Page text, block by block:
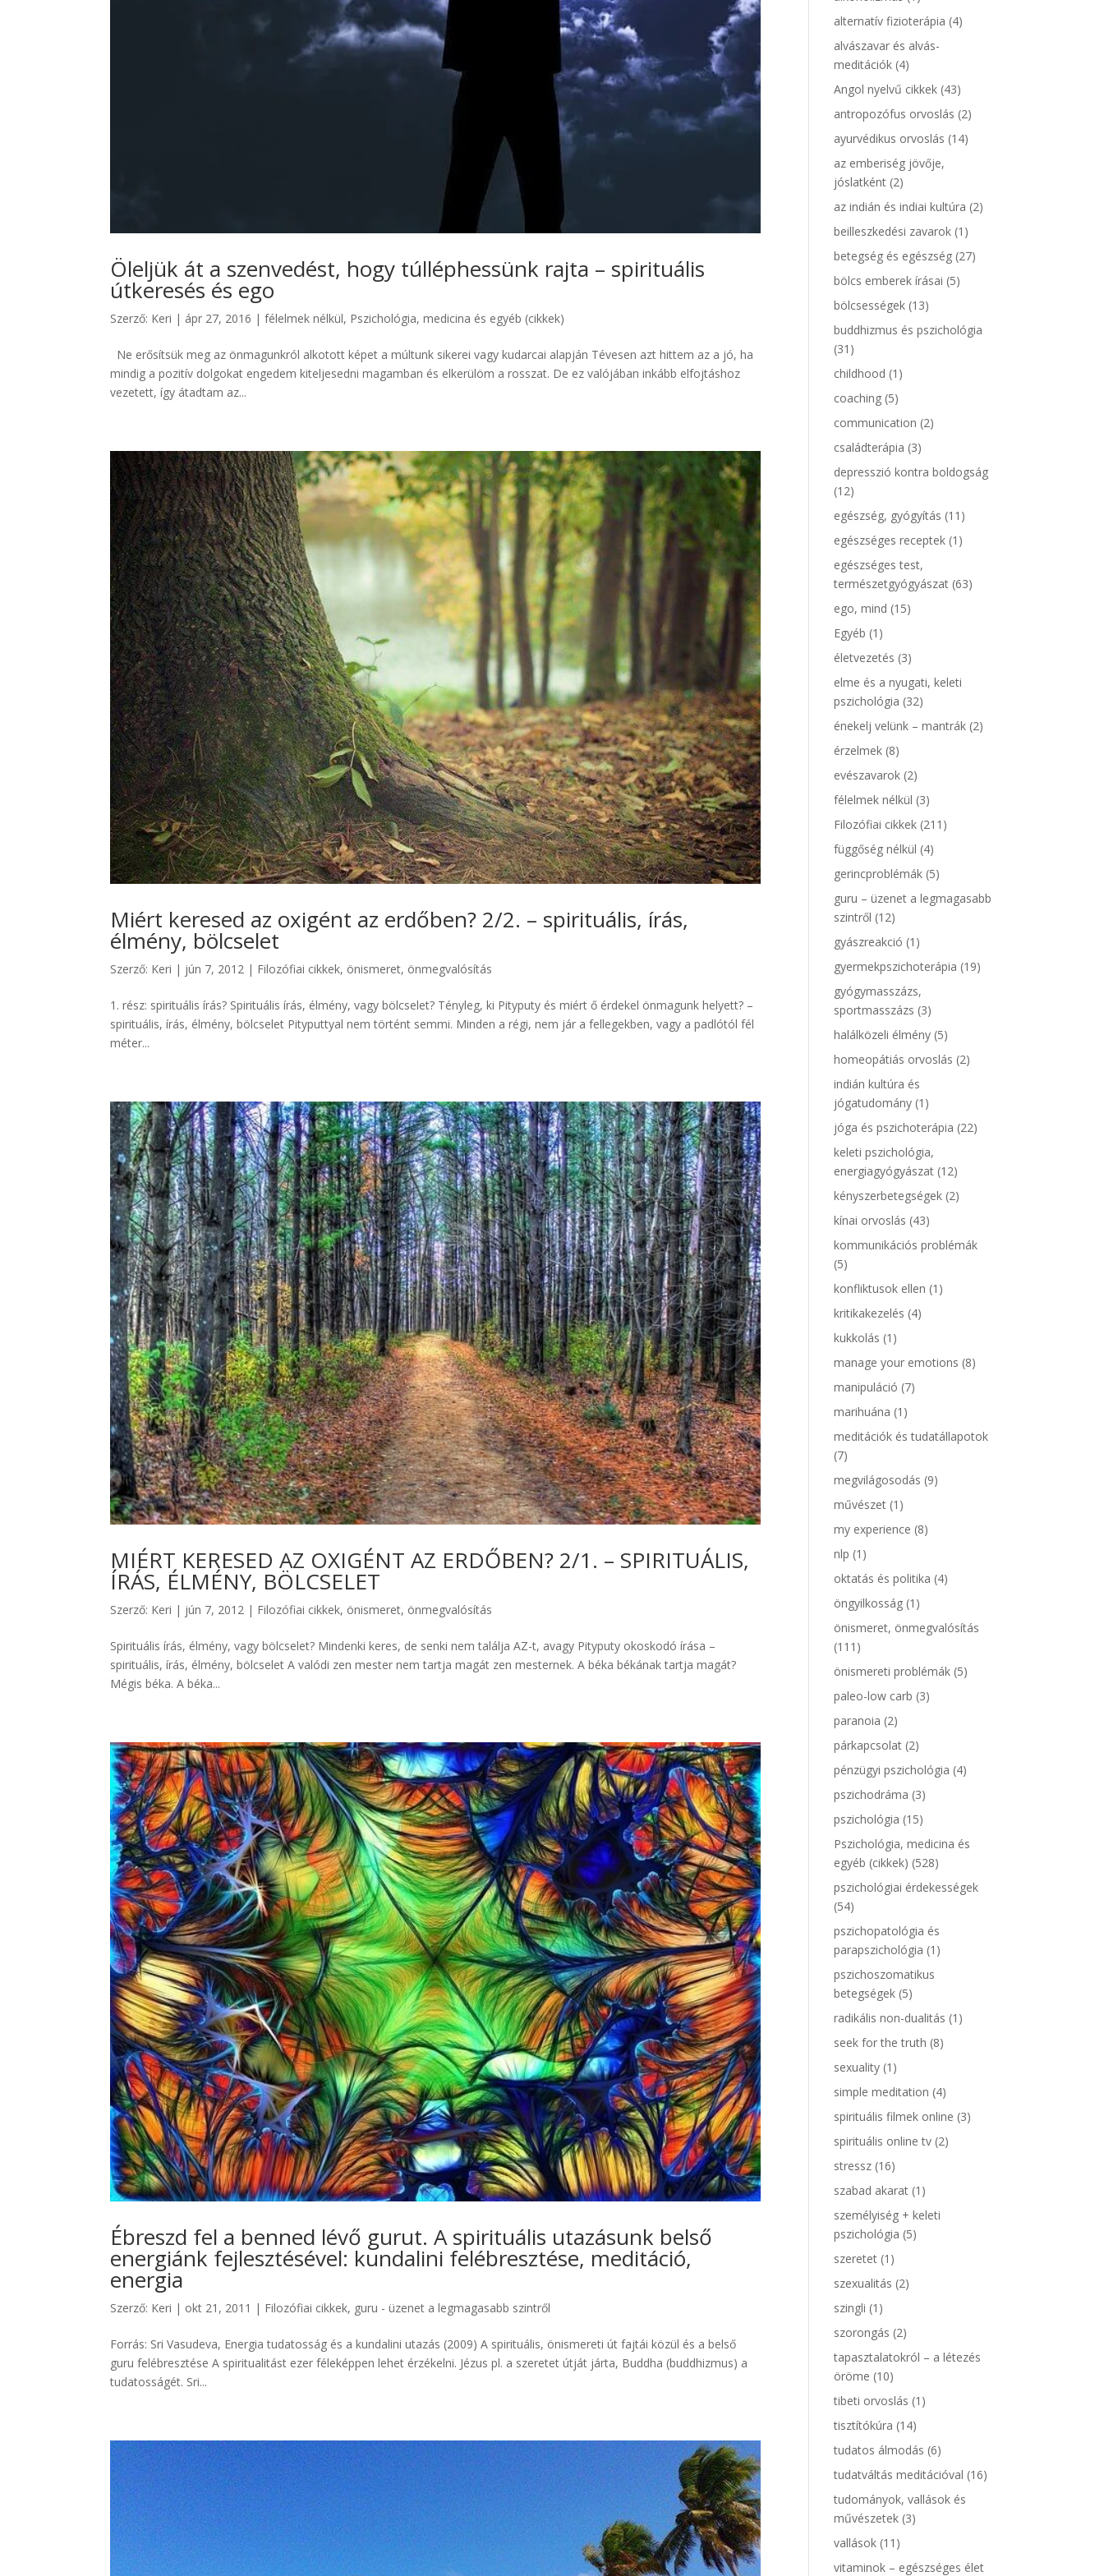
Öleljük át a szenvedést, hogy túlléphessünk rajta – spirituális
útkeresés és ego
Szerző: Keri | ápr 27, 2016 |félelmek nélkül, Pszichológia, medicina és egyéb (cikkek)
Ne erősítsük meg az önmagunkról alkotott képet a múltunk sikerei vagy kudarcai alapján Tévesen azt hittem az a jó, ha
mindig a pozitív dolgokat engedem kiteljesedni magamban és elkerülöm a rosszat. De ez valójában inkább elfojtáshoz
vezetett, így átadtam az...
Miért keresed az oxigént az erdőben? 2/2. – spirituális, írás,
élmény, bölcselet
Szerző: Keri | jún 7, 2012 | Filozófiai cikkek, önismeret, önmegvalósítás
1. rész: spirituális írás? Spirituális írás, élmény, vagy bölcselet? Tényleg, ki Pityputy és miért ő érdekel önmagunk helyett? –
spirituális, írás, élmény, bölcselet Pityputtyal nem történt semmi. Minden a régi, nem jár a fellegekben, vagy a padlótól fél
méter...
MIÉRT KERESED AZ OXIGÉNT AZ ERDŐBEN? 2/1. – SPIRITUÁLIS,
ÍRÁS, ÉLMÉNY, BÖLCSELET
Szerző: Keri | jún 7, 2012 | Filozófiai cikkek, önismeret, önmegvalósítás
Spirituális írás, élmény, vagy bölcselet? Mindenki keres, de senki nem találja AZ-t, avagy Pityputy okoskodó írása –
spirituális, írás, élmény, bölcselet A valódi zen mester nem tartja magát zen mesternek. A béka békának tartja magát?
Mégis béka. A béka...
Ébreszd fel a benned lévő gurut. A spirituális utazásunk belső
energiánk fejlesztésével: kundalini felébresztése, meditáció,
energia
Szerző: Keri | okt 21, 2011 | Filozófiai cikkek, guru - üzenet a legmagasabb szintről
Forrás: Sri Vasudeva, Energia tudatosság és a kundalini utazás (2009) A spirituális, önismereti út fajtái közül és a belső
guru felébresztése A spiritualitást ezer féleképpen lehet érzékelni. Jézus pl. a szeretet útját járta, Buddha (buddhizmus) a
tudatosságét. Sri...
alternatív fizioterápia (4)
alvászavar és alvás-
meditációk (4)
Angol nyelvű cikkek (43)
antropozófus orvoslás (2)
ayurvédikus orvoslás (14)
az emberiség jövője,
jóslatként (2)
az indián és indiai kultúra (2)
beilleszkedési zavarok (1)
betegség és egészség (27)
bölcs emberek írásai (5)
bölcsességek (13)
buddhizmus és pszichológia
(31)
childhood (1)
coaching (5)
communication (2)
családterápia (3)
depresszió kontra boldogság
(12)
egészség, gyógyítás (11)
egészséges receptek (1)
egészséges test,
természetgyógyászat (63)
ego, mind (15)
Egyéb (1)
életvezetés (3)
elme és a nyugati, keleti
pszichológia (32)
énekelj velünk – mantrák (2)
érzelmek (8)
evészavarok (2)
félelmek nélkül (3)
Filozófiai cikkek (211)
függőség nélkül (4)
gerincproblémák (5)
guru – üzenet a legmagasabb
szintről (12)
gyászreakció (1)
gyermekpszichoterápia (19)
gyógymasszázs,
sportmasszázs (3)
halálközeli élmény (5)
homeopátiás orvoslás (2)
indián kultúra és
jógatudomány (1)
jóga és pszichoterápia (22)
keleti pszichológia,
energiagyógyászat (12)
kényszerbetegségek (2)
kínai orvoslás (43)
kommunikációs problémák
(5)
konfliktusok ellen (1)
kritikakezelés (4)
kukkolás (1)
manage your emotions (8)
manipuláció (7)
marihuána (1)
meditációk és tudatállapotok
(7)
megvilágosodás (9)
művészet (1)
my experience (8)
nlp (1)
oktatás és politika (4)
öngyilkosság (1)
önismeret, önmegvalósítás
(111)
önismereti problémák (5)
paleo-low carb (3)
paranoia (2)
párkapcsolat (2)
pénzügyi pszichológia (4)
pszichodráma (3)
pszichológia (15)
Pszichológia, medicina és
egyéb (cikkek) (528)
pszichológiai érdekességek
(54)
pszichopatológia és
parapszichológia (1)
pszichoszomatikus
betegségek (5)
radikális non-dualitás (1)
seek for the truth (8)
sexuality (1)
simple meditation (4)
spirituális filmek online (3)
spirituális online tv (2)
stressz (16)
szabad akarat (1)
személyiség + keleti
pszichológia (5)
szeretet (1)
szexualitás (2)
szingli (1)
szorongás (2)
tapasztalatokról – a létezés
öröme (10)
tibeti orvoslás (1)
tisztítókúra (14)
tudatos álmodás (6)
tudatváltás meditációval (16)
tudományok, vallások és
művészetek (3)
vallások (11)
vitaminok – egészséges élet